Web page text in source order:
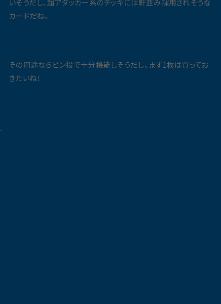
いそうだし、超アタッカー系のデッキには軒並み採用されそうな
カードだね。
その用途ならピン投で十分機能しそうだし、まず1枚は買ってお
きたいね！